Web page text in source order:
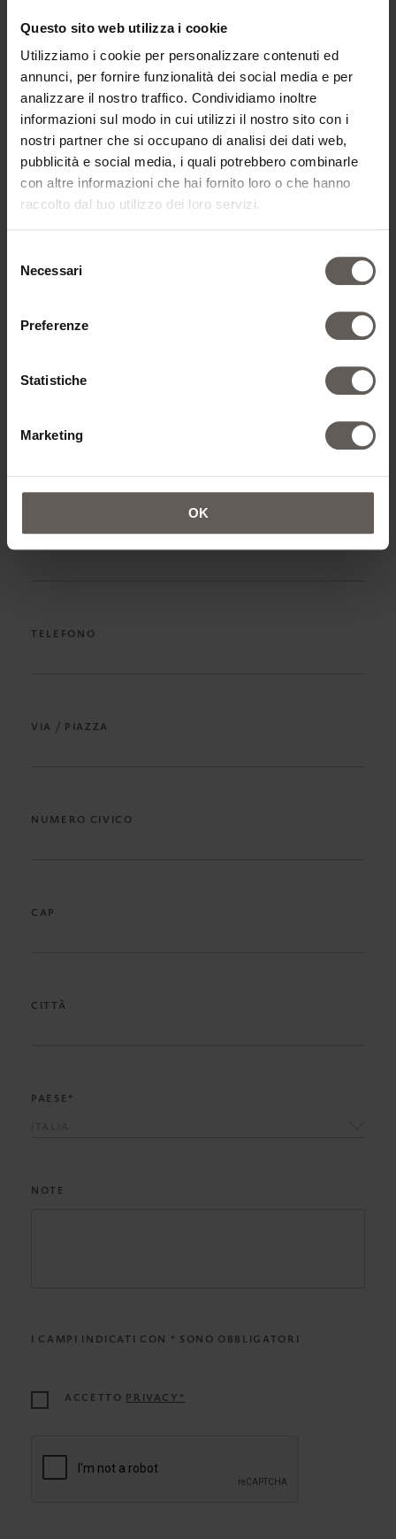
Questo sito web utilizza i cookie
Utilizziamo i cookie per personalizzare contenuti ed
annunci, per fornire funzionalità dei social media e per
analizzare il nostro traffico. Condividiamo inoltre
informazioni sul modo in cui utilizzi il nostro sito con i
nostri partner che si occupano di analisi dei dati web,
pubblicità e social media, i quali potrebbero combinarle
con altre informazioni che hai fornito loro o che hanno
raccolto dal tuo utilizzo dei loro servizi.
delNecessari
Preferenze
Statistiche
Marketing
OK
AGGIUNGI CAMERA
DATI DI CONTATTO
TITOLO*
TELEFONO
VIA / PIAZZA
NUMERO CIVICO
CAP
CITTÀ
PAESE*
NOTE
I CAMPI INDICATI CON * SONO OBBLIGATORI
ACCETTO PRIVACY*